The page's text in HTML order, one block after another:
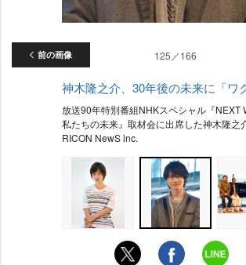
前の画像 125／166
神木隆之介、30年後の未来に「ワ
放送90年特別番組NHKスペシャル『NEXT
私たちの未来』取材会に出席した神木隆之
RICON NewS inc.